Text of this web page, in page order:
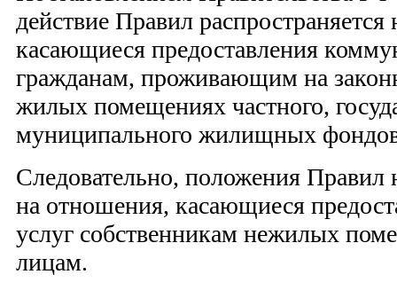
действие Правил
касающиеся предоставления
гражданам, проживающим на
жилых помещениях частного,
муниципального жилищных
Следовательно, положения Правил
на отношения, касающиеся
услуг собственникам нежилых
лицам.